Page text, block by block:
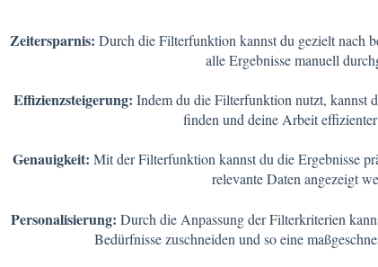
Zeitersparnis: Durch die Filterfunktion kannst du gezielt nach
alle Ergebnisse manuell
Effizienzsteigerung:Indem du die Filterfunktion nutzt, kannst
finden und deine Arbeit
Genauigkeit: Mit der Filterfunktion kannst du die Ergebnisse
relevante Daten angezeigt
Personalisierung: Durch die Anpassung der Filterkriterien
Bedürfnisse zuschneiden und so eine